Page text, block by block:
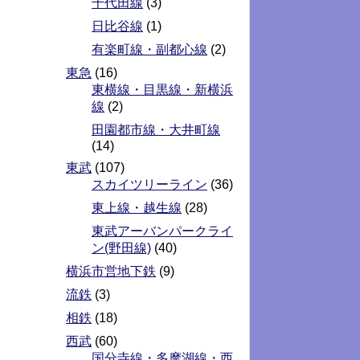
千代田線 (3)
日比谷線 (1)
有楽町線・副都心線 (2)
東急 (16)
東横線・目黒線・新横浜
線 (2)
田園都市線・大井町線
(14)
東武 (107)
スカイツリーライン (36)
東上線・越生線 (28)
東武アーバンパークライ
ン(野田線) (40)
横浜市営地下鉄 (9)
流鉄 (3)
相鉄 (18)
西武 (60)